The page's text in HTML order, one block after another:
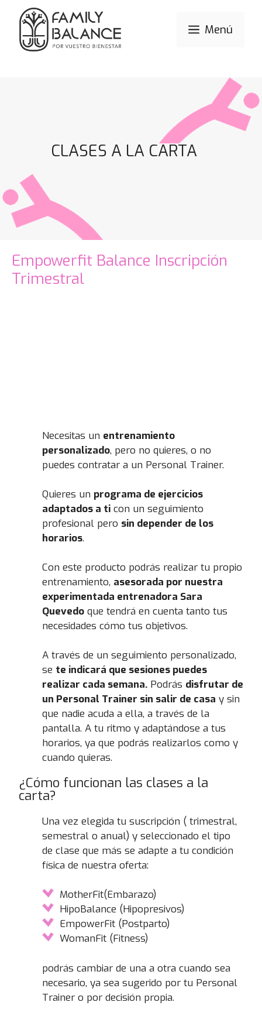
Menú
CLASES A LA CARTA
Empowerfit Balance Inscripción
Trimestral
Necesitas un entrenamiento
personalizado, pero no quieres, o no
puedes contratar a un Personal Trainer.
Quieres un programa de ejercicios
adaptados a ti con un seguimiento
profesional pero sin depender de los
horarios.
Con este producto podrás realizar tu propio
entrenamiento, asesorada por nuestra
experimentada entrenadora Sara
Quevedo que tendrá en cuenta tanto tus
necesidades cómo tus objetivos.
A través de un seguimiento personalizado,
se te indicará que sesiones puedes
realizar cada semana. Podrás disfrutar de
un Personal Trainer sin salir de casa y sin
que nadie acuda a ella, a través de la
pantalla. A tu ritmo y adaptándose a tus
horarios, ya que podrás realizarlos como y
cuando quieras.
¿Cómo funcionan las clases a la
carta?
Una vez elegida tu suscripción ( trimestral,
semestral o anual) y seleccionado el tipo
de clase que más se adapte a tu condición
física de nuestra oferta:
MotherFit(Embarazo)
HipoBalance (Hipopresivos)
EmpowerFit (Postparto)
WomanFit (Fitness)
podrás cambiar de una a otra cuando sea
necesario, ya sea sugerido por tu Personal
Trainer o por decisión propia.